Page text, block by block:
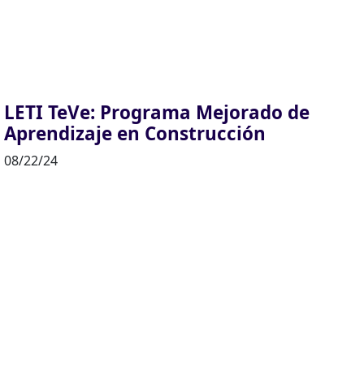
LETI TeVe: Programa Mejorado de
Aprendizaje en Construcción
08/22/24